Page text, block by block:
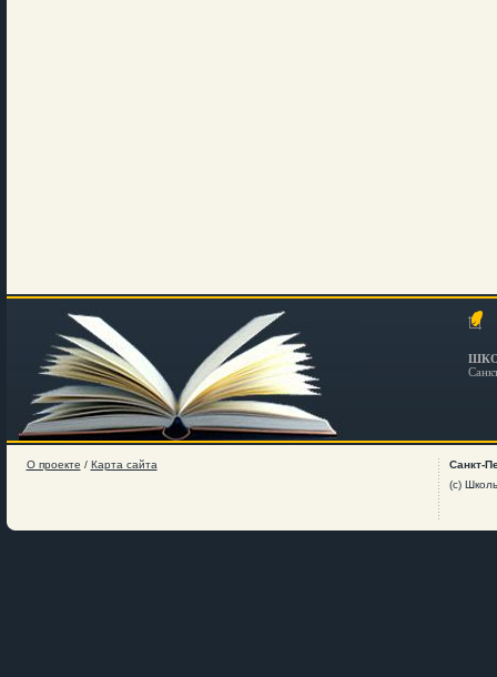
О проекте / Карта сайта
Санкт-
(c)